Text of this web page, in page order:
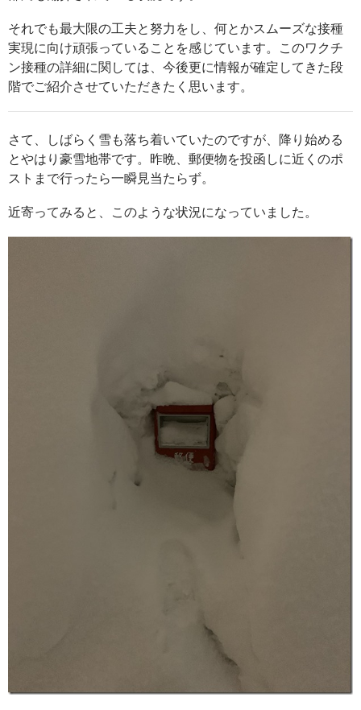
それでも最大限の工夫と努力をし、何とかスムーズな接種
実現に向け頑張っていることを感じています。このワクチ
ン接種の詳細に関しては、今後更に情報が確定してきた段
階でご紹介させていただきたく思います。
さて、しばらく雪も落ち着いていたのですが、降り始める
とやはり豪雪地帯です。昨晩、郵便物を投函しに近くのポ
ストまで行ったら一瞬見当たらず。
近寄ってみると、このような状況になっていました。